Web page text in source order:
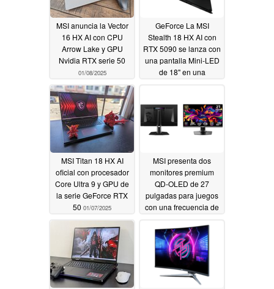
MSI anuncia la Vector
16 HX AI con CPU
Arrow Lake y GPU
Nvidia RTX serie 50
01/08/2025
GeForce La MSI
Stealth 18 HX AI con
RTX 5090 se lanza con
una pantalla Mini-LED
de 18" en una
MSI Titan 18 HX AI
oficial con procesador
Core Ultra 9 y GPU de
la serie GeForce RTX
50 01/07/2025
MSI presenta dos
monitores premium
QD-OLED de 27
pulgadas para juegos
con una frecuencia de
Hz01/03/2025